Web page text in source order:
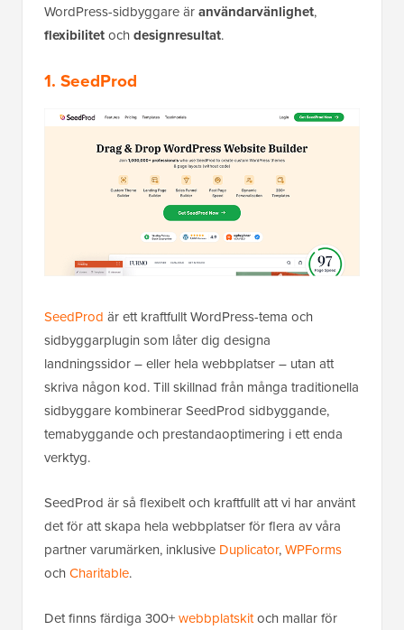
WordPress-sidbyggare äranvändarvänlighet,
flexibilitetochdesignresultat.
1. SeedProd
SeedProd är ett kraftfullt WordPress-tema och
sidbyggarplugin som låter dig designa
landningssidor – eller hela webbplatser – utan att
skriva någon kod. Till skillnad från många traditionella
sidbyggare kombinerar SeedProd sidbyggande,
temabyggande och prestandaoptimering i ett enda
verktyg.
SeedProd är så flexibelt och kraftfullt att vi har använt
det för att skapa hela webbplatser för flera av våra
partner varumärken, inklusive Duplicator,WPForms
ochCharitable.
Det finns färdiga 300+webbplatskitoch mallar för